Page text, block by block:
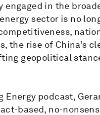
engaged in the
sector is no
the rise of China’s
geopolitical
podcast,
based, no-